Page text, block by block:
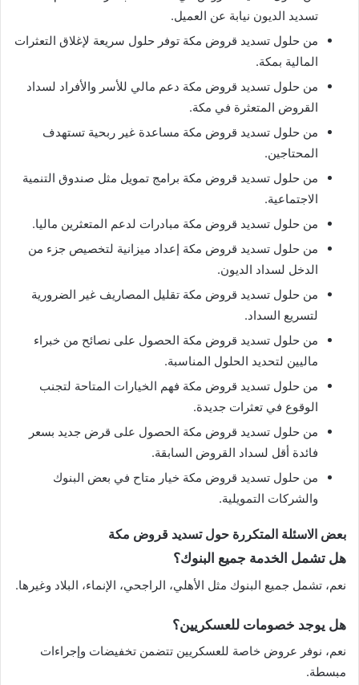
تسديد الديون نيابة عن العميل.
من حلول تسديد قروض مكة توفر حلول سريعة لإغلاق التعثرات
المالية بمكة.
من حلول تسديد قروض مكة دعم مالي للأسر والأفراد لسداد
القروض المتعثرة في مكة.
من حلول تسديد قروض مكة مساعدة غير ربحية تستهدف
المحتاجين.
من حلول تسديد قروض مكة برامج تمويل مثل صندوق التنمية
الاجتماعية.
من حلول تسديد قروض مكة مبادرات لدعم المتعثرين ماليا.
من حلول تسديد قروض مكة إعداد ميزانية لتخصيص جزء من
الدخل لسداد الديون.
من حلول تسديد قروض مكة تقليل المصاريف غير الضرورية
لتسريع السداد.
من حلول تسديد قروض مكة الحصول على نصائح من خبراء
ماليين لتحديد الحلول المناسبة.
من حلول تسديد قروض مكة فهم الخيارات المتاحة لتجنب
الوقوع في تعثرات جديدة.
من حلول تسديد قروض مكة الحصول على قرض جديد بسعر
فائدة أقل لسداد القروض السابقة.
من حلول تسديد قروض مكة خيار متاح في بعض البنوك
والشركات التمويلية.
بعض الاسئلة المتكررة حول تسديد قروض مكة
هل تشمل الخدمة جميع البنوك؟
نعم، تشمل جميع البنوك مثل الأهلي، الراجحي، الإنماء، البلاد وغيرها.
هل يوجد خصومات للعسكريين؟
نعم، نوفر عروض خاصة للعسكريين تتضمن تخفيضات وإجراءات
مبسطة.